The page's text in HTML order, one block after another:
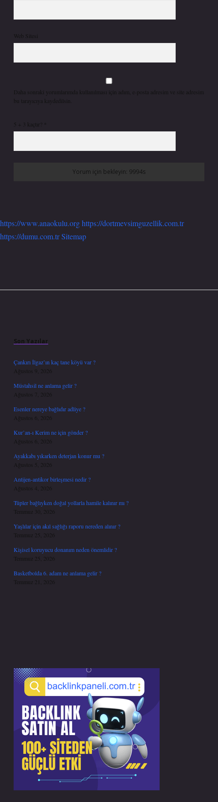
Web Sitesi
Daha sonraki yorumlarımda kullanılması için adım, e-posta adresim ve site adresim
bu tarayıcıya kaydedilsin.
5 + 3 kaçtır?
https://www.anaokulu.orghttps://dortmevsimguzellik.com.tr
https://dumu.com.trSitemap
Son Yazılar
Çankırı İlgaz’ın kaç tane köyü var ?
Ağustos 9, 2026
Müstahsil ne anlama gelir ?
Ağustos 7, 2026
Esenler nereye bağlıdır adliye ?
Ağustos 6, 2026
Kur’an-ı Kerim ne için gönder ?
Ağustos 6, 2026
Ayakkabı yıkarken deterjan konur mu ?
Ağustos 5, 2026
Antijen-antikor birleşmesi nedir ?
Ağustos 4, 2026
Tüpler bağlıyken doğal yollarla hamile kalınır mı ?
Temmuz 30, 2026
Yaşlılar için akıl sağlığı raporu nereden alınır ?
Temmuz 25, 2026
Kişisel koruyucu donanım neden önemlidir ?
Temmuz 25, 2026
Basketbolda 6. adam ne anlama gelir ?
Temmuz 21, 2026